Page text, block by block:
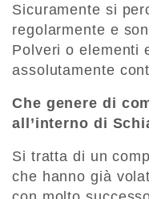
Sicuramente si
regolarmente e
Polveri o elementi
assolutamente
Che genere di
all’interno di
Si tratta di un
che hanno già